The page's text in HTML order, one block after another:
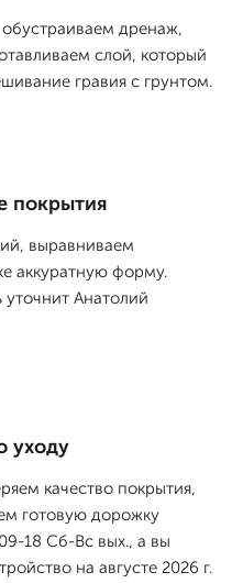
дренаж,
слой, который
гравия с грунтом.
покрытия
выравниваем
аккуратную форму.
Анатолий
уходу
качество покрытия,
готовую дорожку
18 Сб-Вс вых., а вы
на августе 2026 г.